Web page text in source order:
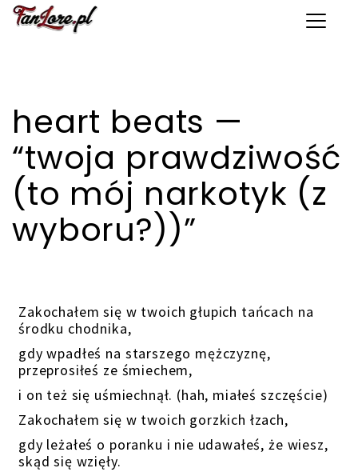
Toggle
heart beats —
“twoja prawdziwość
(to mój narkotyk (z
wyboru?))”
Zakochałem się w twoich głupich tańcach na
środku chodnika,
gdy wpadłeś na starszego mężczyznę,
przeprosiłeś ze śmiechem,
i on też się uśmiechnął. (hah, miałeś szczęście)
Zakochałem się w twoich gorzkich łzach,
gdy leżałeś o poranku i nie udawałeś, że wiesz,
skąd się wzięły.